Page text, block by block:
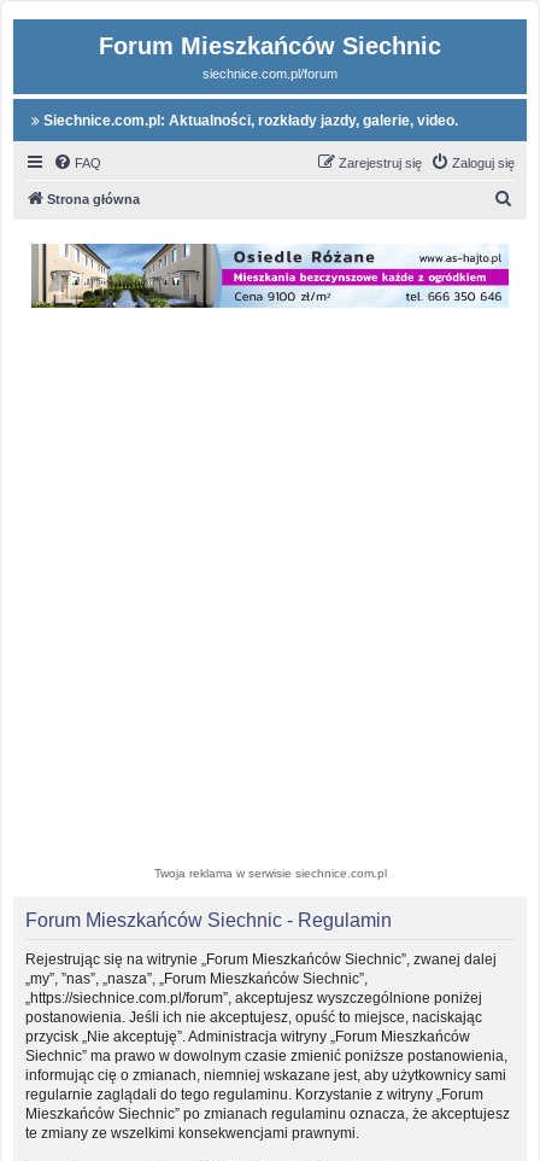
Forum Mieszkańców Siechnic
siechnice.com.pl/forum
Siechnice.com.pl: Aktualności, rozkłady jazdy, galerie, video.
FAQ Zaloguj się
Zarejestruj się
Strona główna
Twoja reklama w serwisie siechnice.com.pl
Forum Mieszkańców Siechnic - Regulamin
Rejestrując się na witrynie „Forum Mieszkańców Siechnic”, zwanej dalej
„my”, ”nas”, „nasza”, „Forum Mieszkańców Siechnic”,
„https://siechnice.com.pl/forum”, akceptujesz wyszczególnione poniżej
postanowienia. Jeśli ich nie akceptujesz, opuść to miejsce, naciskając
przycisk „Nie akceptuję”. Administracja witryny „Forum Mieszkańców
Siechnic” ma prawo w dowolnym czasie zmienić poniższe postanowienia,
informując cię o zmianach, niemniej wskazane jest, aby użytkownicy sami
regularnie zaglądali do tego regulaminu. Korzystanie z witryny „Forum
Mieszkańców Siechnic” po zmianach regulaminu oznacza, że akceptujesz
te zmiany ze wszelkimi konsekwencjami prawnymi.